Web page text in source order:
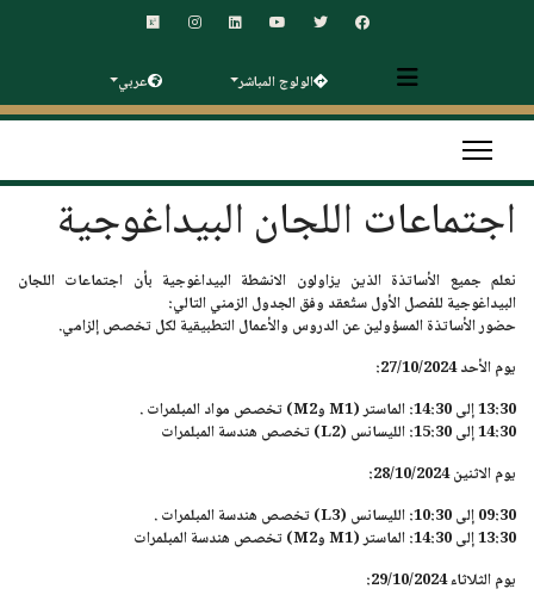
الولوج المباشر عربي
اجتماعات اللجان البيداغوجية
نعلم جميع الأساتذة الذين يزاولون الانشطة البيداغوجية بأن اجتماعات اللجان
البيداغوجية للفصل الأول ستُعقد وفق الجدول الزمني التالي:
حضور الأساتذة المسؤولين عن الدروس والأعمال التطبيقية لكل تخصص إلزامي.
يوم الأحد 27/10/2024:
13:30 إلى 14:30: الماستر (M1 وM2) تخصص مواد المبلمرات .
14:30 إلى 15:30: الليسانس (L2) تخصص هندسة المبلمرات
يوم الاثنين 28/10/2024:
09:30 إلى 10:30: الليسانس (L3) تخصص هندسة المبلمرات .
13:30 إلى 14:30: الماستر (M1 وM2) تخصص هندسة المبلمرات
يوم الثلاثاء 29/10/2024: